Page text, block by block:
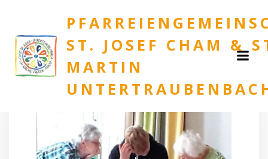
Inhalt
ST. JOSEF CHAM &
MARTIN